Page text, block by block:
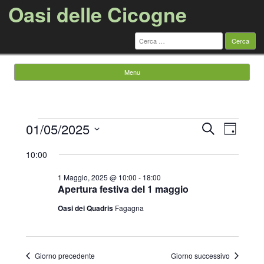
Oasi delle Cicogne
Ricerca
per:
Menu
Eventi
for
2025
Eventi
Ricerca
Navigazione
Cerca Evento
Viste
Giorno
01/05/2025
la
data.
10:00
Apertura festiva del 1 maggio
1 Maggio, 2025 @ 10:00 - 18:00
Oasi dei Quadris Fagagna
Giorno precedente Giorno successivo